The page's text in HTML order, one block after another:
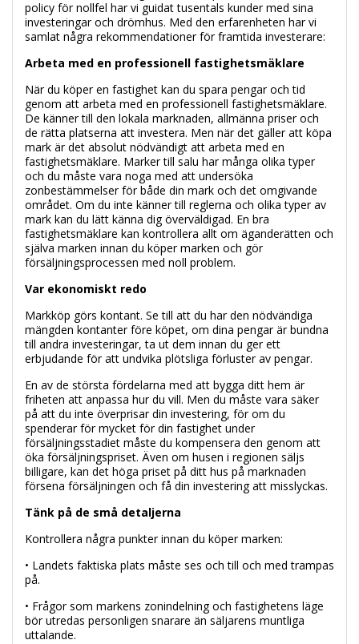
policy för nollfel har vi guidat tusentals kunder med sina
investeringar och drömhus. Med den erfarenheten har vi
samlat några rekommendationer för framtida investerare:
Arbeta med en professionell fastighetsmäklare
När du köper en fastighet kan du spara pengar och tid
genom att arbeta med en professionell fastighetsmäklare.
De känner till den lokala marknaden, allmänna priser och
de rätta platserna att investera. Men när det gäller att köpa
mark är det absolut nödvändigt att arbeta med en
fastighetsmäklare. Marker till salu har många olika typer
och du måste vara noga med att undersöka
zonbestämmelser för både din mark och det omgivande
området. Om du inte känner till reglerna och olika typer av
mark kan du lätt känna dig överväldigad. En bra
fastighetsmäklare kan kontrollera allt om äganderätten och
själva marken innan du köper marken och gör
försäljningsprocessen med noll problem.
Var ekonomiskt redo
Markköp görs kontant. Se till att du har den nödvändiga
mängden kontanter före köpet, om dina pengar är bundna
till andra investeringar, ta ut dem innan du ger ett
erbjudande för att undvika plötsliga förluster av pengar.
En av de största fördelarna med att bygga ditt hem är
friheten att anpassa hur du vill. Men du måste vara säker
på att du inte överprisar din investering, för om du
spenderar för mycket för din fastighet under
försäljningsstadiet måste du kompensera den genom att
öka försäljningspriset. Även om husen i regionen säljs
billigare, kan det höga priset på ditt hus på marknaden
försena försäljningen och få din investering att misslyckas.
Tänk på de små detaljerna
Kontrollera några punkter innan du köper marken:
• Landets faktiska plats måste ses och till och med trampas
på.
• Frågor som markens zonindelning och fastighetens läge
bör utredas personligen snarare än säljarens muntliga
uttalande.